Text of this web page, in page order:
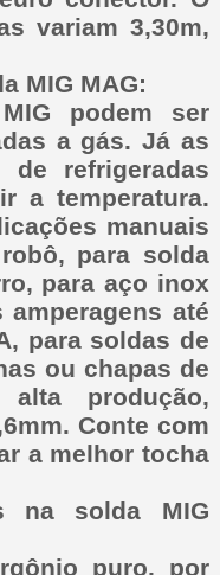
variam 3,30m,
MIG MAG:
podem ser
a gás. Já as
de refrigeradas
a temperatura.
manuais
para solda
para aço inox
até
para soldas de
ou chapas de
produção,
Conte com
a melhor tocha
na solda MIG
puro, por